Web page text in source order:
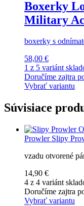
Boxerky
Military
boxerky s
58,00 €
1 z 5 variánt
Doručíme zajtra
Vybrať variantu
Súvisiace
Prowler Slipy
vzadu otvorené
14,90 €
4 z 4 variánt
Doručíme zajtra
Vybrať variantu